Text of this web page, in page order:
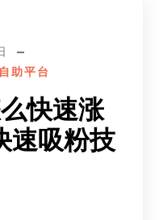
助平台
快速涨
速吸粉技